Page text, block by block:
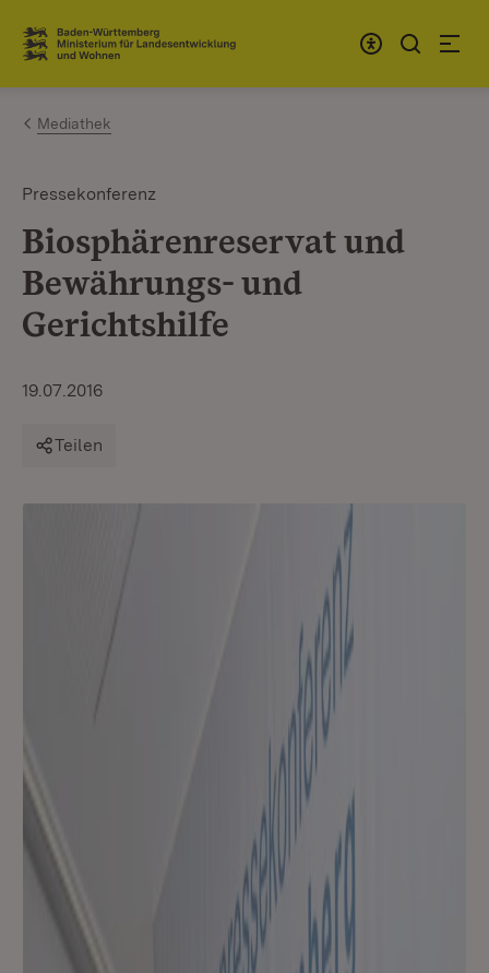
Zum Inhalt springen
Link zur Startseite
Mediathek
Pressekonferenz
Biosphärenreservat und
Bewährungs- und
Gerichtshilfe
19.07.2016
Teilen